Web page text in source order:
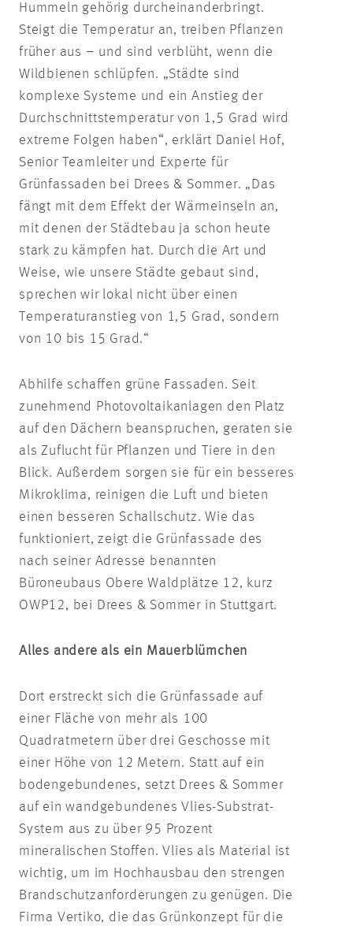
Hummeln gehörig durcheinanderbringt.
Steigt die Temperatur an, treiben Pflanzen
früher aus – und sind verblüht, wenn die
Wildbienen schlüpfen. „Städte sind
komplexe Systeme und ein Anstieg der
Durchschnittstemperatur von 1,5 Grad wird
extreme Folgen haben“, erklärt Daniel Hof,
Senior Teamleiter und Experte für
Grünfassaden bei Drees & Sommer. „Das
fängt mit dem Effekt der Wärmeinseln an,
mit denen der Städtebau ja schon heute
stark zu kämpfen hat. Durch die Art und
Weise, wie unsere Städte gebaut sind,
sprechen wir lokal nicht über einen
Temperaturanstieg von 1,5 Grad, sondern
von 10 bis 15 Grad.“
Abhilfe schaffen grüne Fassaden. Seit
zunehmend Photovoltaikanlagen den Platz
auf den Dächern beanspruchen, geraten sie
als Zuflucht für Pflanzen und Tiere in den
Blick. Außerdem sorgen sie für ein besseres
Mikroklima, reinigen die Luft und bieten
einen besseren Schallschutz. Wie das
funktioniert, zeigt die Grünfassade des
nach seiner Adresse benannten
Büroneubaus Obere Waldplätze 12, kurz
OWP12, bei Drees & Sommer in Stuttgart.
Alles andere als ein Mauerblümchen
Dort erstreckt sich die Grünfassade auf
einer Fläche von mehr als 100
Quadratmetern über drei Geschosse mit
einer Höhe von 12 Metern. Statt auf ein
bodengebundenes, setzt Drees & Sommer
auf ein wandgebundenes Vlies-Substrat-
System aus zu über 95 Prozent
mineralischen Stoffen. Vlies als Material ist
wichtig, um im Hochhausbau den strengen
Brandschutzanforderungen zu genügen. Die
Firma Vertiko, die das Grünkonzept für die